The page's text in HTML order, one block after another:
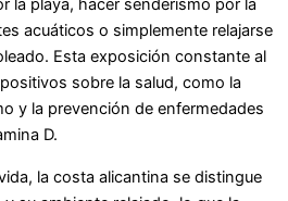
la playa, hacer senderismo por la
acuáticos o simplemente relajarse
Esta exposición constante al
sobre la salud, como la
y la prevención de enfermedades
D.
la costa alicantina se distingue